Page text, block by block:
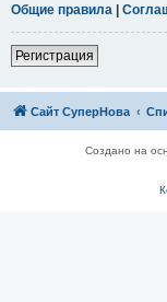
Общие правила |
Регистрация
Сайт СуперНова
Создано на